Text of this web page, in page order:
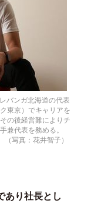
バンガ北海道の代表
東京）でキャリアを
の後経営難によりチ
兼代表を務める。
写真：花井智子）
あり社長とし